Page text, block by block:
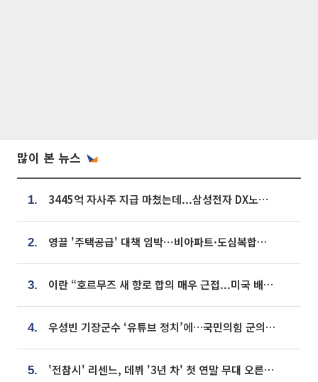
많이 본 뉴스
1. 3445억 자사주 지급 마쳤는데...삼성전자 DX노조, 뒤늦은 '떼쓰기 집회'
2. 영끌 '주택공급' 대책 임박⋯비아파트·도심복합까지 총동원
3. 이란 “호르무즈 새 항로 합의 매우 근접...미국 배상 먼저”
4. 우성빈 기장군수 ‘유튜브 정치’에…국민의힘 군의원들 집단 반발
5. '전참시' 리센느, 데뷔 '3년 차' 첫 연말 무대 오른다⋯"그동안 섭외 안 와"